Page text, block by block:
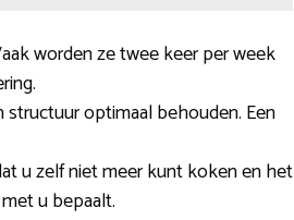
worden ze twee keer per week
structuur optimaal behouden. Een
u zelf niet meer kunt koken en het
u bepaalt.